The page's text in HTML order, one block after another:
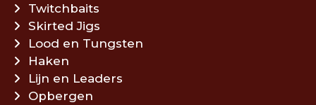
Twitchbaits
Skirted Jigs
Lood en Tungsten
Haken
Lijn en Leaders
Opbergen